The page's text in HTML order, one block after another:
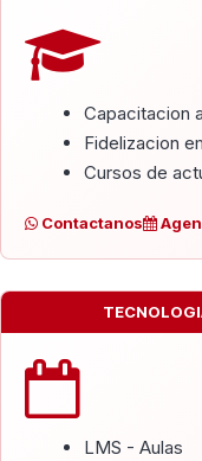
Capacitacion
Fidelizacion
Cursos de
Contactanos
LMS - Aulas